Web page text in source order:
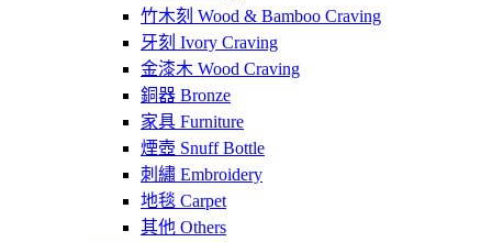
竹木刻 Wood & Bamboo Craving
牙刻 Ivory Craving
金漆木 Wood Craving
銅器 Bronze
家具 Furniture
煙壺 Snuff Bottle
刺繡 Embroidery
地毯 Carpet
其他 Others